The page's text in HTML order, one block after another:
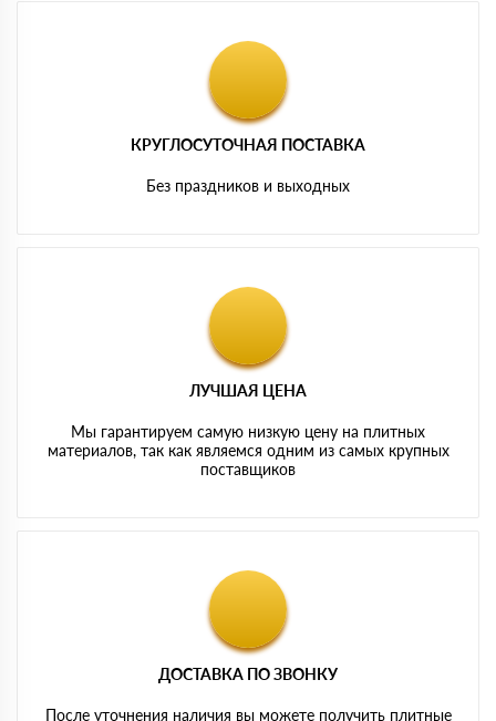
КРУГЛОСУТОЧНАЯ ПОСТАВКА
Без праздников и выходных
ЛУЧШАЯ ЦЕНА
Мы гарантируем самую низкую цену на плитных
материалов, так как являемся одним из самых крупных
поставщиков
ДОСТАВКА ПО ЗВОНКУ
После уточнения наличия вы можете получить плитные